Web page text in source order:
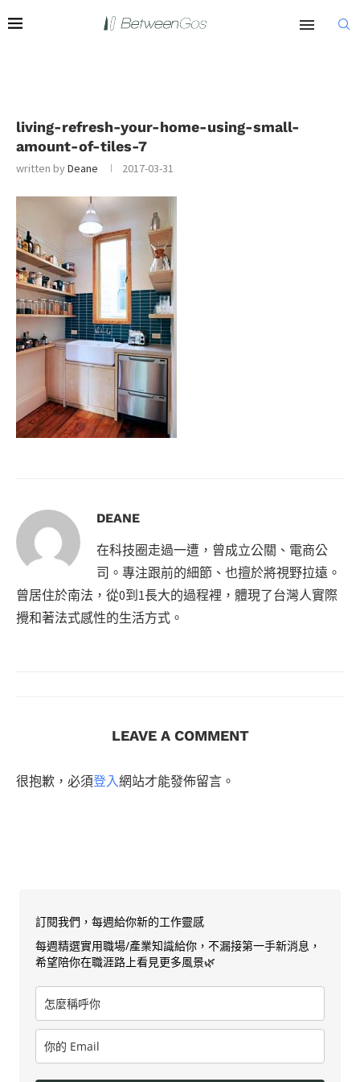
living-refresh-your-home-using-small-
amount-of-tiles-7
written byDeane 2017-03-31
DEANE
在科技圈走過一遭，曾成立公關、電商公
司。專注跟前的細節、也擅於將視野拉遠。
曾居住於南法，從0到1長大的過程裡，體現了台灣人實際
攪和著法式感性的生活方式。
LEAVE A COMMENT
很抱歉，必須登入網站才能發佈留言。
訂閱我們，每週給你新的工作靈感
每週精選實用職場/產業知識給你，不漏接第一手新消息，
希望陪你在職涯路上看見更多風景🌿